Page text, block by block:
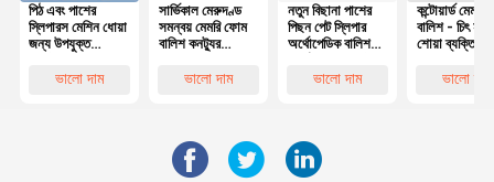
পিঠ এবং পাশের
স্লিপারস মেশিন ধোয়া
জন্য উপযুক্ত
কনট্যুরযুক্ত মেমরি
ভালো দাম
সার্ভিকাল মেরুদণ্ড
সমন্বয় মেমরি ফোম
বালিশ কনট্যুর
প্রজাপতি আকৃতির
ভালো দাম
নতুন বিছানা পাশের
পিছন পেট স্লিপার
অর্থোপেডিক বালিশ
আর্গোনমিক মেমরি
ভালো দাম
কন্টোয়ার্ড মেমরি
বালিশ - চিৎ হয়ে
শোয়া ব্যক্তিদের
সারিবদ্ধকরণের
ভালো দাম